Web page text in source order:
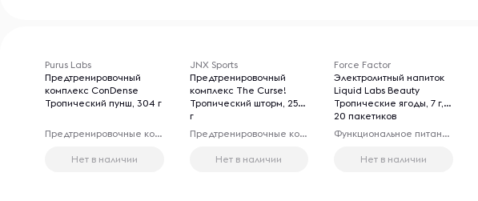
Purus Labs
Предтренировочный
комплекс ConDense
Тропический пунш, 304 г
Предтренировочные комплексы
Нет в наличии
JNX Sports
Предтренировочный
комплекс The Curse!
Тропический шторм, 250
г
Предтренировочные комплексы
Нет в наличии
Force Factor
Электролитный напиток
Liquid Labs Beauty
Тропические ягоды, 7 г,
20 пакетиков
Функциональное питание
Нет в наличии